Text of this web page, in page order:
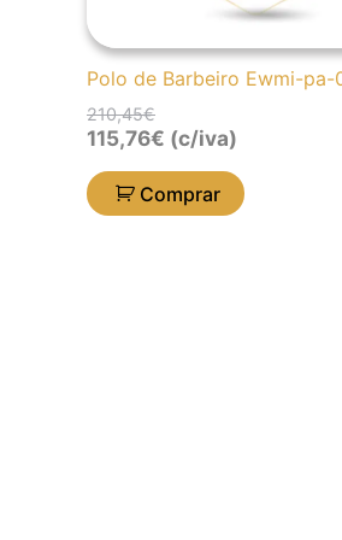
Polo de Barbeiro Ewmi-pa-
210,45€
115,76€ (c/iva)
Comprar